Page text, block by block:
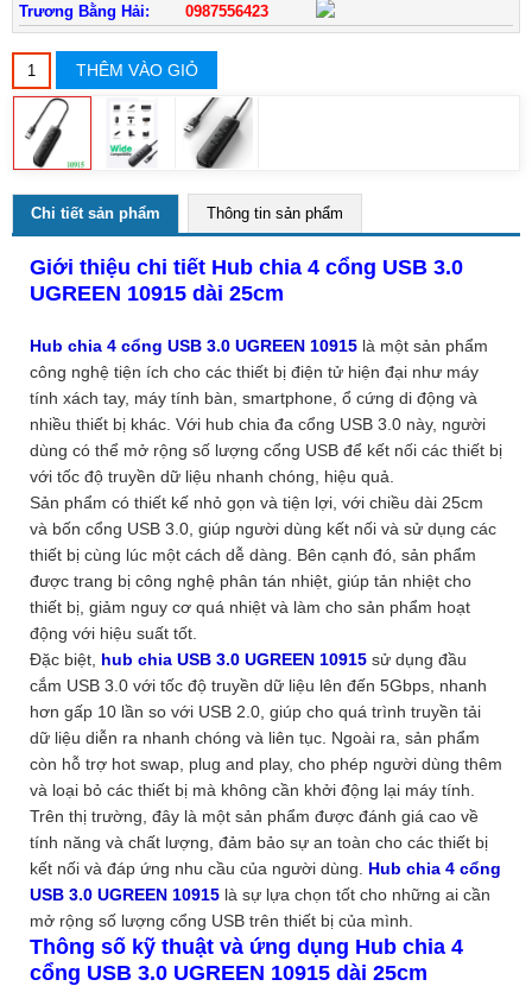
Trương Bằng Hải:
0987556423
THÊM VÀO GIỎ
Chi tiết sản phẩm Thông tin sản phẩm
Giới thiệu chi tiết Hub chia 4 cổng USB 3.0
UGREEN 10915 dài 25cm
Hub chia 4 cổng USB 3.0 UGREEN 10915 là một sản phẩm
công nghệ tiện ích cho các thiết bị điện tử hiện đại như máy
tính xách tay, máy tính bàn, smartphone, ổ cứng di động và
nhiều thiết bị khác. Với hub chia đa cổng USB 3.0 này, người
dùng có thể mở rộng số lượng cổng USB để kết nối các thiết bị
với tốc độ truyền dữ liệu nhanh chóng, hiệu quả.
Sản phẩm có thiết kế nhỏ gọn và tiện lợi, với chiều dài 25cm
và bốn cổng USB 3.0, giúp người dùng kết nối và sử dụng các
thiết bị cùng lúc một cách dễ dàng. Bên cạnh đó, sản phẩm
được trang bị công nghệ phân tán nhiệt, giúp tản nhiệt cho
thiết bị, giảm nguy cơ quá nhiệt và làm cho sản phẩm hoạt
động với hiệu suất tốt.
Đặc biệt, hub chia USB 3.0 UGREEN 10915 sử dụng đầu
cắm USB 3.0 với tốc độ truyền dữ liệu lên đến 5Gbps, nhanh
hơn gấp 10 lần so với USB 2.0, giúp cho quá trình truyền tải
dữ liệu diễn ra nhanh chóng và liên tục. Ngoài ra, sản phẩm
còn hỗ trợ hot swap, plug and play, cho phép người dùng thêm
và loại bỏ các thiết bị mà không cần khởi động lại máy tính.
Trên thị trường, đây là một sản phẩm được đánh giá cao về
tính năng và chất lượng, đảm bảo sự an toàn cho các thiết bị
kết nối và đáp ứng nhu cầu của người dùng. Hub chia 4 cổng
USB 3.0 UGREEN 10915 là sự lựa chọn tốt cho những ai cần
mở rộng số lượng cổng USB trên thiết bị của mình.
Thông số kỹ thuật và ứng dụng Hub chia 4
cổng USB 3.0 UGREEN 10915 dài 25cm